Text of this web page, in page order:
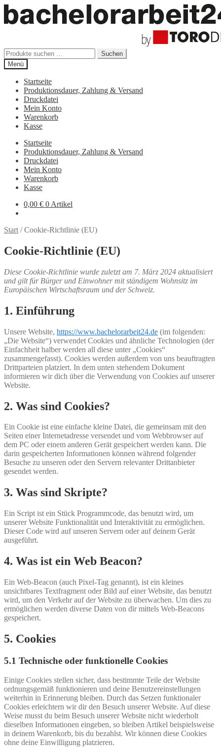
Zur
Navigation
springen
Zum
Inhalt
springen
Suchen
nach:
Suchen
Menü
Startseite
Produktionsdauer, Zahlung & Versand
Druckdatei
Mein Konto
Warenkorb
Kasse
Startseite
Produktionsdauer, Zahlung & Versand
Druckdatei
Mein Konto
Warenkorb
Kasse
0,00 € 0 Artikel
Start /Cookie-Richtlinie (EU)
Cookie-Richtlinie (EU)
Diese Cookie-Richtlinie wurde zuletzt am 7. März 2024 aktualisiert
und gilt für Bürger und Einwohner mit ständigem Wohnsitz im
Europäischen Wirtschaftsraum und der Schweiz.
1. Einführung
Unsere Website, https://www.bachelorarbeit24.de (im folgenden:
„Die Website“) verwendet Cookies und ähnliche Technologien (der
Einfachheit halber werden all diese unter „Cookies“
zusammengefasst). Cookies werden außerdem von uns beauftragten
Drittparteien platziert. In dem unten stehendem Dokument
informieren wir dich über die Verwendung von Cookies auf unserer
Website.
2. Was sind Cookies?
Ein Cookie ist eine einfache kleine Datei, die gemeinsam mit den
Seiten einer Internetadresse versendet und vom Webbrowser auf
dem PC oder einem anderen Gerät gespeichert werden kann. Die
darin gespeicherten Informationen können während folgender
Besuche zu unseren oder den Servern relevanter Drittanbieter
gesendet werden.
3. Was sind Skripte?
Ein Script ist ein Stück Programmcode, das benutzt wird, um
unserer Website Funktionalität und Interaktivität zu ermöglichen.
Dieser Code wird auf unseren Servern oder auf deinem Gerät
ausgeführt.
4. Was ist ein Web Beacon?
Ein Web-Beacon (auch Pixel-Tag genannt), ist ein kleines
unsichtbares Textfragment oder Bild auf einer Website, das benutzt
wird, um den Verkehr auf der Website zu überwachen. Um dies zu
ermöglichen werden diverse Daten von dir mittels Web-Beacons
gespeichert.
5. Cookies
5.1 Technische oder funktionelle Cookies
Einige Cookies stellen sicher, dass bestimmte Teile der Website
ordnungsgemäß funktionieren und deine Benutzereinstellungen
weiterhin in Erinnerung bleiben. Durch das Setzen funktionaler
Cookies erleichtern wir dir den Besuch unserer Website. Auf diese
Weise musst du beim Besuch unserer Website nicht wiederholt
dieselben Informationen eingeben, so bleiben Artikel beispielsweise
in deinem Warenkorb, bis du bezahlst. Wir können diese Cookies
ohne deine Einwilligung platzieren.